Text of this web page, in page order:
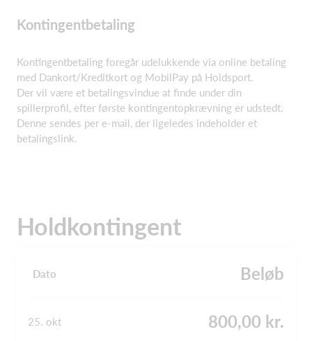
Kontingentbetaling
Kontingentbetaling foregår udelukkende via online betaling
med Dankort/Kreditkort og MobilPay på Holdsport.
Der vil være et betalingsvindue at finde under din
spillerprofil, efter første kontingentopkrævning er udstedt.
Denne sendes per e-mail, der ligeledes indeholder et
betalingslink.
Holdkontingent
Dato Beløb
25. okt 800,00 kr.